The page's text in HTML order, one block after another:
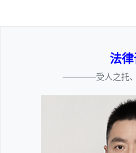
法
————受人之托